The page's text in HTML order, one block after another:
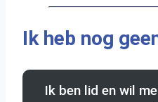
Ik heb nog
Ik ben lid en wil